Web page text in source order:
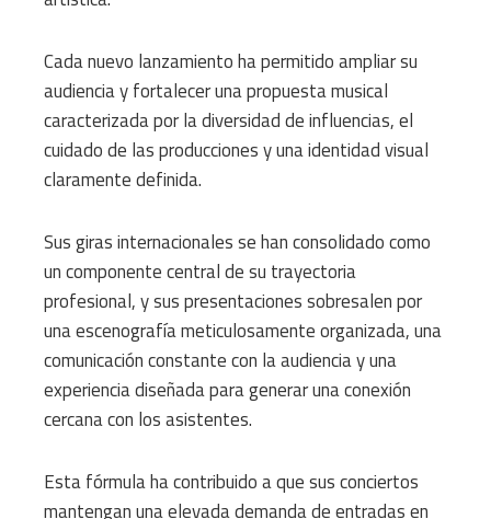
Cada nuevo lanzamiento ha permitido ampliar su
audiencia y fortalecer una propuesta musical
caracterizada por la diversidad de influencias, el
cuidado de las producciones y una identidad visual
claramente definida.
Sus giras internacionales se han consolidado como
un componente central de su trayectoria
profesional, y sus presentaciones sobresalen por
una escenografía meticulosamente organizada, una
comunicación constante con la audiencia y una
experiencia diseñada para generar una conexión
cercana con los asistentes.
Esta fórmula ha contribuido a que sus conciertos
mantengan una elevada demanda de entradas en